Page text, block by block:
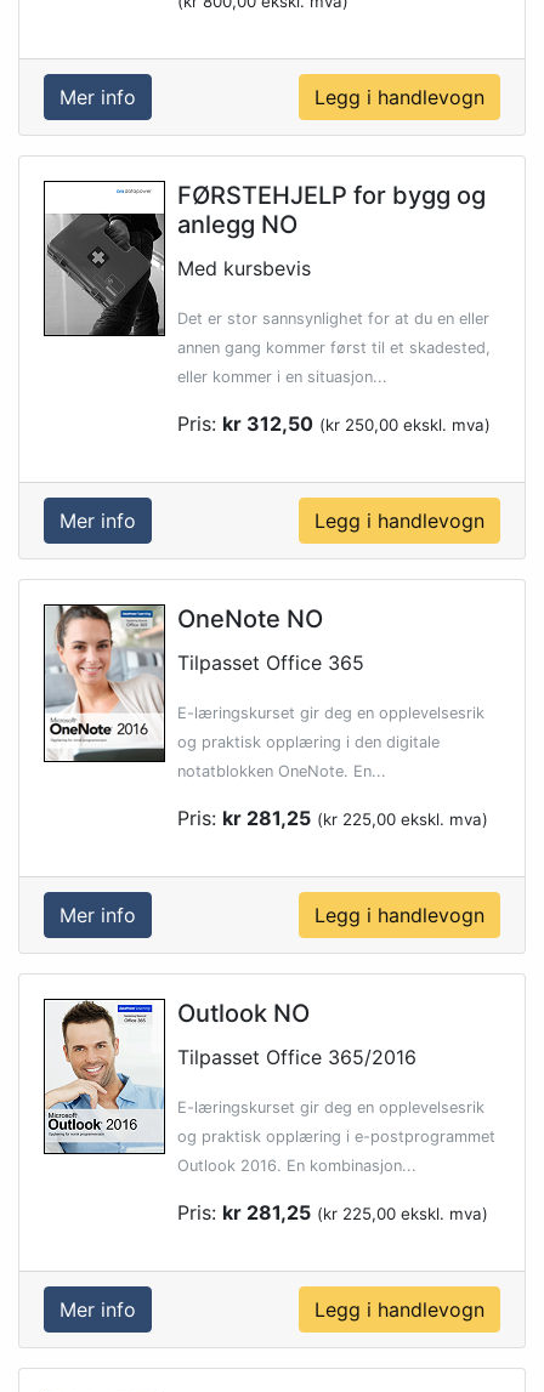
Mer info
FØRSTEHJELP for bygg og
anlegg NO
Med kursbevis
Det er stor sannsynlighet for at du en eller
annen gang kommer først til et skadested,
eller kommer i en situasjon...
Pris: kr 312,50 (kr 250,00 ekskl. mva)
Mer info
OneNote NO
Tilpasset Office 365
E-læringskurset gir deg en opplevelsesrik
og praktisk opplæring i den digitale
notatblokken OneNote. En...
Pris: kr 281,25 (kr 225,00 ekskl. mva)
Mer info
Outlook NO
Tilpasset Office 365/2016
E-læringskurset gir deg en opplevelsesrik
og praktisk opplæring i e-postprogrammet
Outlook 2016. En kombinasjon...
Pris: kr 281,25 (kr 225,00 ekskl. mva)
Mer info